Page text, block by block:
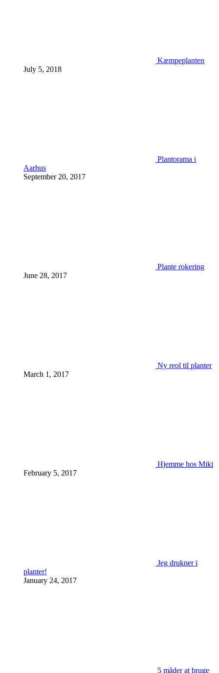
Kæmpeplanten
July 5, 2018
Plantorama i
Aarhus
September 20, 2017
Plante rokering
June 28, 2017
Ny reol til planter
March 1, 2017
Hjemme hos Miki
February 5, 2017
Jeg drukner i
planter!
January 24, 2017
5 måder at bruge